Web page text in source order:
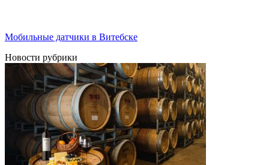
Мобильные датчики в Витебске
Новости рубрики